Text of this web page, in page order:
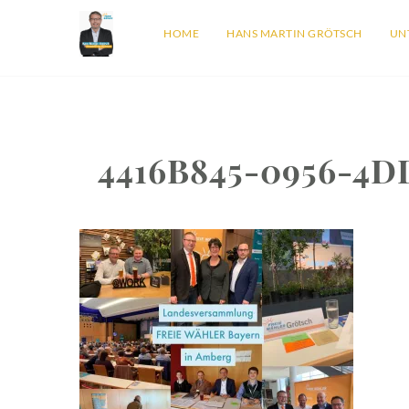
HOME HANS MARTIN GRÖTSCH
4416B845-0956-